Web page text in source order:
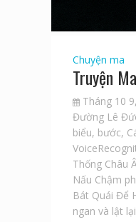
Chuyện ma
Truyện
Tháng 10
Đường Lê
biểu, bước,
Thống Châu
Nấu Chậm
Bát Quái Để
ngan và lật